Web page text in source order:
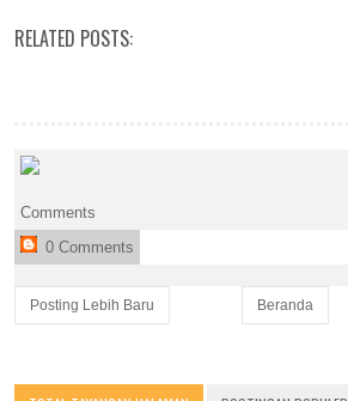
RELATED POSTS:
Comments
0 Comments
Posting Lebih Baru Beranda